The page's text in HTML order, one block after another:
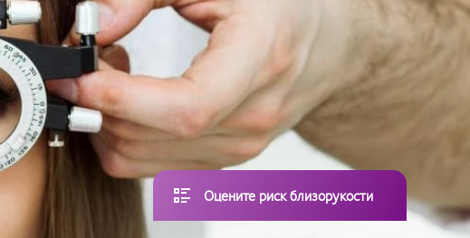
Оцените риск близорукости